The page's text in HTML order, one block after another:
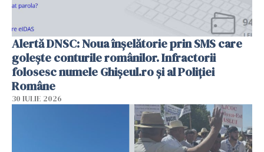
Alertă DNSC: Noua înșelătorie prin SMS care
golește conturile românilor. Infractorii
folosesc numele Ghișeul.ro și al Poliției
Române
30 IULIE 2026